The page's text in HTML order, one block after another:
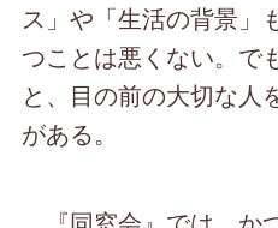
ス」や「生活の背景」
つことは悪くない。で
と、目の前の大切な人
がある。